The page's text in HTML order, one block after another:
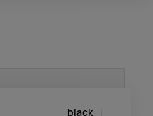
black